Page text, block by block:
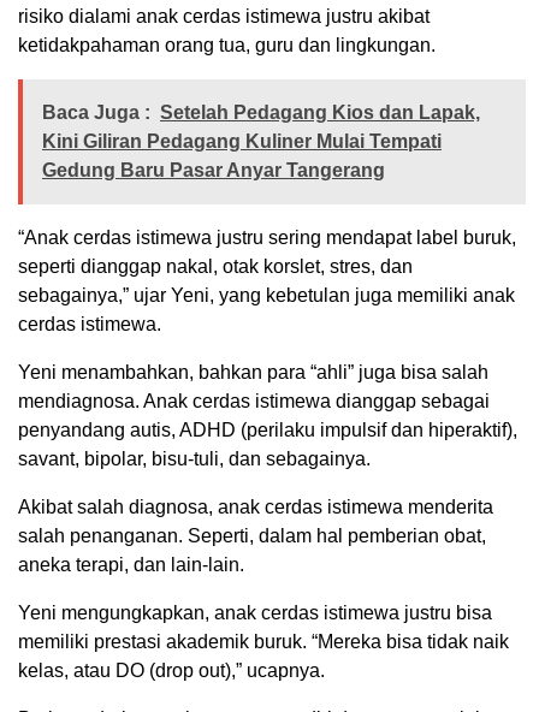
risiko dialami anak cerdas istimewa justru akibat
ketidakpahaman orang tua, guru dan lingkungan.
Baca Juga : Setelah Pedagang Kios dan Lapak,
Kini Giliran Pedagang Kuliner Mulai Tempati
Gedung Baru Pasar Anyar Tangerang
“Anak cerdas istimewa justru sering mendapat label buruk,
seperti dianggap nakal, otak korslet, stres, dan
sebagainya,” ujar Yeni, yang kebetulan juga memiliki anak
cerdas istimewa.
Yeni menambahkan, bahkan para “ahli” juga bisa salah
mendiagnosa. Anak cerdas istimewa dianggap sebagai
penyandang autis, ADHD (perilaku impulsif dan hiperaktif),
savant, bipolar, bisu-tuli, dan sebagainya.
Akibat salah diagnosa, anak cerdas istimewa menderita
salah penanganan. Seperti, dalam hal pemberian obat,
aneka terapi, dan lain-lain.
Yeni mengungkapkan, anak cerdas istimewa justru bisa
memiliki prestasi akademik buruk. “Mereka bisa tidak naik
kelas, atau DO (drop out),” ucapnya.